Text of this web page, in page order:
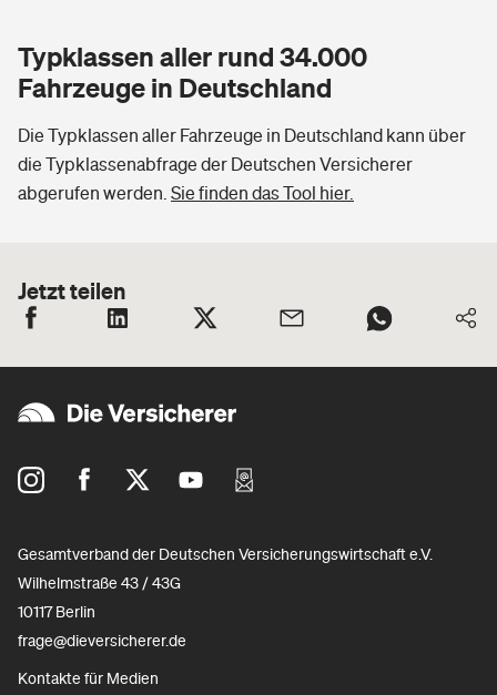
Typklassen aller rund 34.000
Fahrzeuge in Deutschland
Die Typklassen aller Fahrzeuge in Deutschland kann über
die Typklassenabfrage der Deutschen Versicherer
abgerufen werden. Sie finden das Tool hier.
Jetzt teilen
Gesamtverband der Deutschen Versicherungswirtschaft e.V.
Wilhelmstraße 43 / 43G
10117 Berlin
frage@dieversicherer.de
Kontakte für Medien